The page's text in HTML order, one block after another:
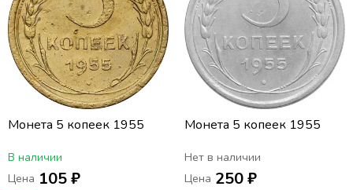
Монета 5 копеек 1955
В наличии
Цена 105 ₽
Монета 5 копеек 1955
Нет в наличии
Цена 250 ₽